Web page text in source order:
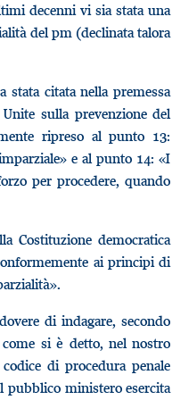
decenni vi sia stata una
del pm (declinata talora
stata citata nella premessa
sulla prevenzione del
ripreso al punto 13:
e al punto 14: «I
per procedere, quando
Costituzione democratica
ai principi di
di indagare, secondo
come si è detto, nel nostro
di procedura penale
pubblico ministero esercita